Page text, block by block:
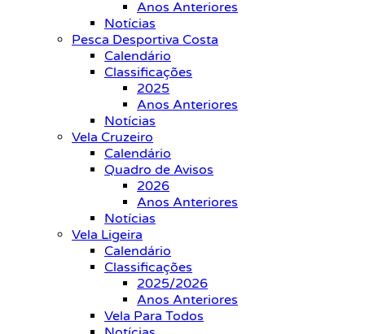
Anos Anteriores
Notícias
Pesca Desportiva Costa
Calendário
Classificações
2025
Anos Anteriores
Notícias
Vela Cruzeiro
Calendário
Quadro de Avisos
2026
Anos Anteriores
Notícias
Vela Ligeira
Calendário
Classificações
2025/2026
Anos Anteriores
Vela Para Todos